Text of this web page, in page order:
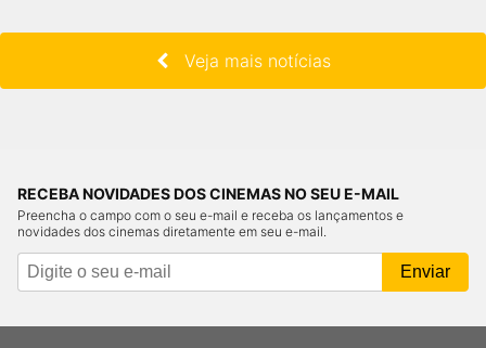
Veja mais notícias
RECEBA NOVIDADES DOS CINEMAS NO SEU E-MAIL
Preencha o campo com o seu e-mail e receba os lançamentos e
novidades dos cinemas diretamente em seu e-mail.